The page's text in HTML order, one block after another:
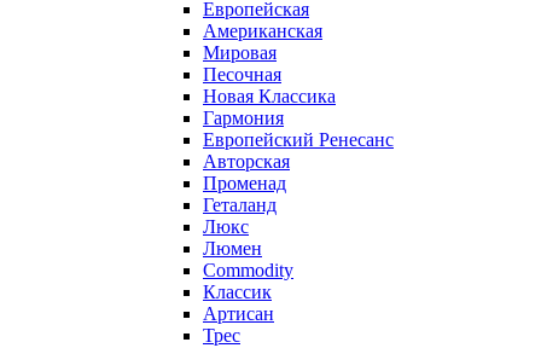
Европейская
Американская
Мировая
Песочная
Новая Классика
Гармония
Европейский Ренесанс
Авторская
Променад
Геталанд
Люкс
Люмен
Commodity
Классик
Артисан
Трес